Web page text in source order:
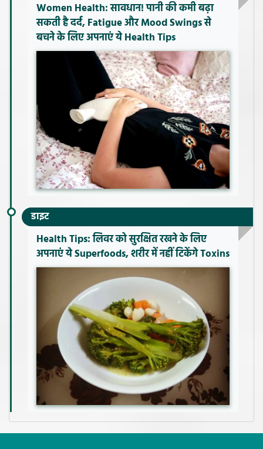
Women Health: सावधान! पानी की कमी बढ़ा
सकती है दर्द, Fatigue और Mood Swings से
बचने के लिए अपनाएं ये Health Tips
डाइट
Health Tips: लिवर को सुरक्षित रखने के लिए
अपनाएं ये Superfoods, शरीर में नहीं टिकेंगे Toxins